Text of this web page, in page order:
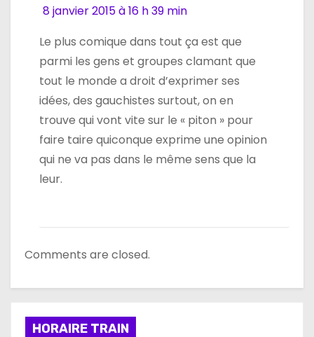
8 janvier 2015 à 16 h 39 min
Le plus comique dans tout ça est que
parmi les gens et groupes clamant que
tout le monde a droit d’exprimer ses
idées, des gauchistes surtout, on en
trouve qui vont vite sur le « piton » pour
faire taire quiconque exprime une opinion
qui ne va pas dans le même sens que la
leur.
Comments are closed.
HORAIRE TRAIN